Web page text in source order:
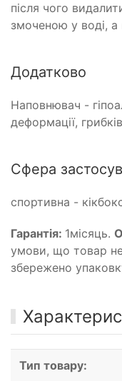
після чого
змоченою у воді, а
Додатково
Наповнювач -
деформації,
Сфера
спортивна -
Гарантія: 1місяць.
умови, що товар не
збережено
Тип товару: